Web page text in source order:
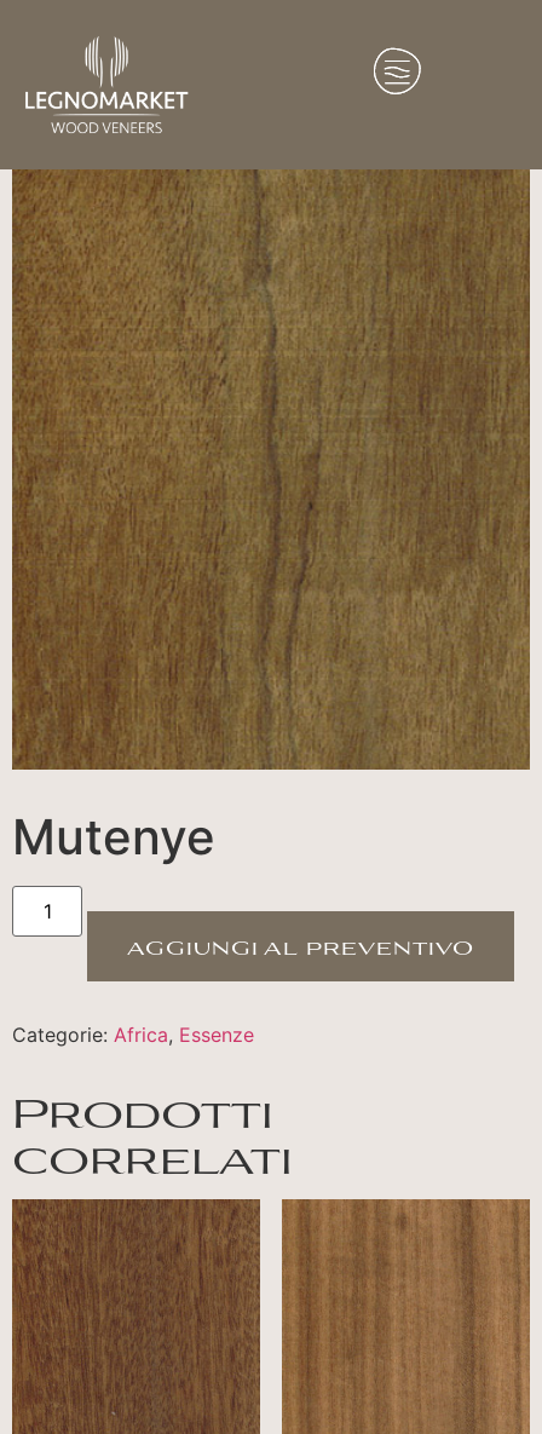
Mutenye
aggiungi al preventivo
Categorie: Africa, Essenze
Prodotti
correlati